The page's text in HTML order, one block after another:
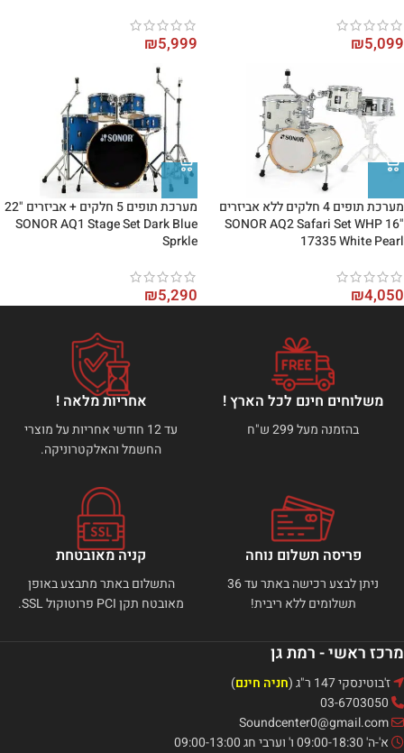
₪5,099
₪5,999
מערכת תופים 4 חלקים ללא אביזרים
"16 SONOR AQ2 Safari Set WHP
17335 White Pearl
₪4,050
מערכת תופים 5 חלקים + אביזרים "22
SONOR AQ1 Stage Set Dark Blue
Sprkle
₪5,290
משלוחים חינם לכל הארץ !
בהזמנה מעל 299 ש"ח
אחריות מלאה !
עד 12 חודשי אחריות על מוצרי
החשמל והאלקטרוניקה.
פריסה תשלום נוחה
ניתן לבצע רכישה באתר עד 36
תשלומים ללא ריבית!
קניה מאובטחת
התשלום באתר מתבצע באופן
מאובטח תקן PCI פרוטוקול SSL.
מרכז ראשי - רמת גן
ז'בוטינסקי 147 ר"ג ( חניה חינם)
א'-ה' 09:00-18:30 ו' וערבי חג 09:00-13:00